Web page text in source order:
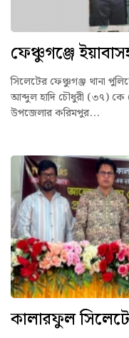
ফেঞ্চুগঞ্জে
সিলেটের ফেঞ্চুগঞ্জ থানা
আব্দুল হাদি চৌধুরী (৩৭) কে
উপজেলার করিমপুর...
কালারফুল